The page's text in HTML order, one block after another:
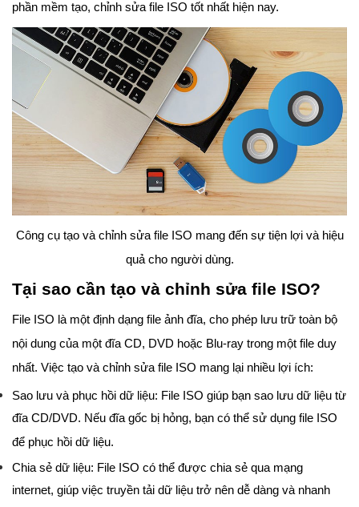
phần mềm tạo, chỉnh sửa file ISO tốt nhất hiện nay.
Công cụ tạo và chỉnh sửa file ISO mang đến sự tiện lợi và hiệu
quả cho người dùng.
Tại sao cần tạo và chỉnh sửa file ISO?
File ISO là một định dạng file ảnh đĩa, cho phép lưu trữ toàn bộ
nội dung của một đĩa CD, DVD hoặc Blu-ray trong một file duy
nhất. Việc tạo và chỉnh sửa file ISO mang lại nhiều lợi ích:
Sao lưu và phục hồi dữ liệu: File ISO giúp bạn sao lưu dữ liệu từ
đĩa CD/DVD. Nếu đĩa gốc bị hỏng, bạn có thể sử dụng file ISO
để phục hồi dữ liệu.
Chia sẻ dữ liệu: File ISO có thể được chia sẻ qua mạng
internet, giúp việc truyền tải dữ liệu trở nên dễ dàng và nhanh